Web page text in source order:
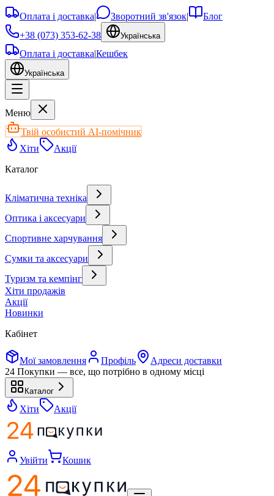
Оплата і доставка| Зворотний зв'язок|
Блог
+38 (073) 353-62-38
Українська
Оплата і доставка|Кешбек
Українська
Меню
Твій особистий AI-помічник
Хіти
Акції
Каталог
Кліматична техніка
Оптика і аксесуари
Спортивне харчування
Сумки та аксесуари
Туризм та кемпінг
Хіти продажів
Акції
Новинки
Кабінет
Мої замовлення Профіль
Адреси доставки
24 Покупки — все, що потрібно в одному місці
Каталог
Хіти Акції
Увійти Кошик